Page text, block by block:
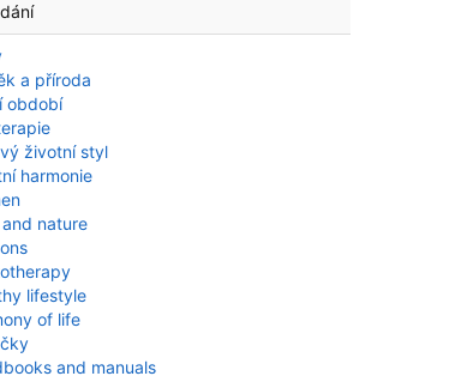
a příroda
období
životní styl
harmonie
and nature
lifestyle
of life
and manuals